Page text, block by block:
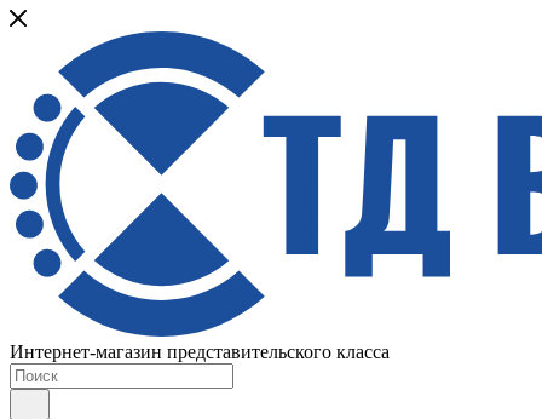
Интернет-магазин представительского класса